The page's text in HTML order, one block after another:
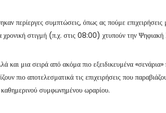
περίεργες συμπτώσεις, όπως ας πούμε
χρονική στιγμή (π.χ. στις 08:00) χτυπούν την
και μια σειρά από ακόμα πιο εξειδικευμένα
πιο αποτελεσματικά τις επιχειρήσεις που
συμφωνημένου ωραρίου.